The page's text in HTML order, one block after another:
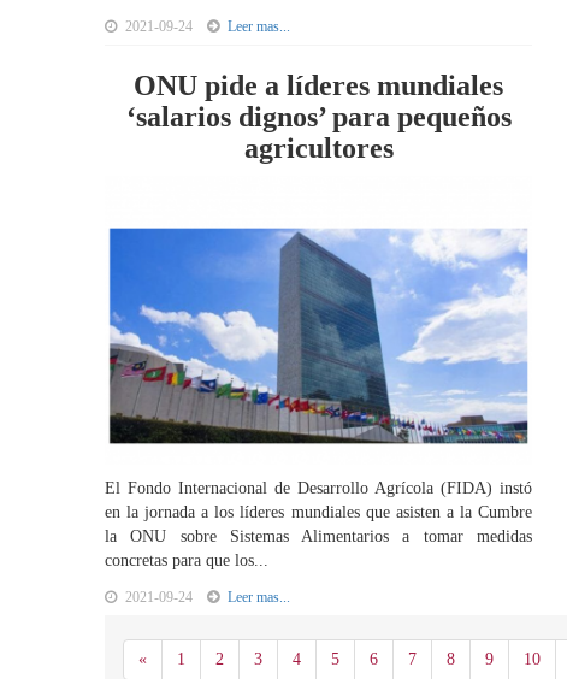
2021-09-24 Leer mas...
ONU pide a líderes mundiales
‘salarios dignos’ para pequeños
agricultores
El Fondo Internacional de Desarrollo Agrícola (FIDA) instó
en la jornada a los líderes mundiales que asisten a la Cumbre
la ONU sobre Sistemas Alimentarios a tomar medidas
concretas para que los...
2021-09-24 Leer mas...
«Anterior
1 2 3 4 5 6 7 8 9 10